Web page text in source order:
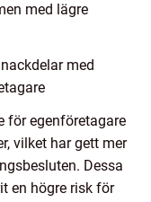
med lägre
med
för egenföretagare
vilket har gett mer
Dessa
en högre risk för